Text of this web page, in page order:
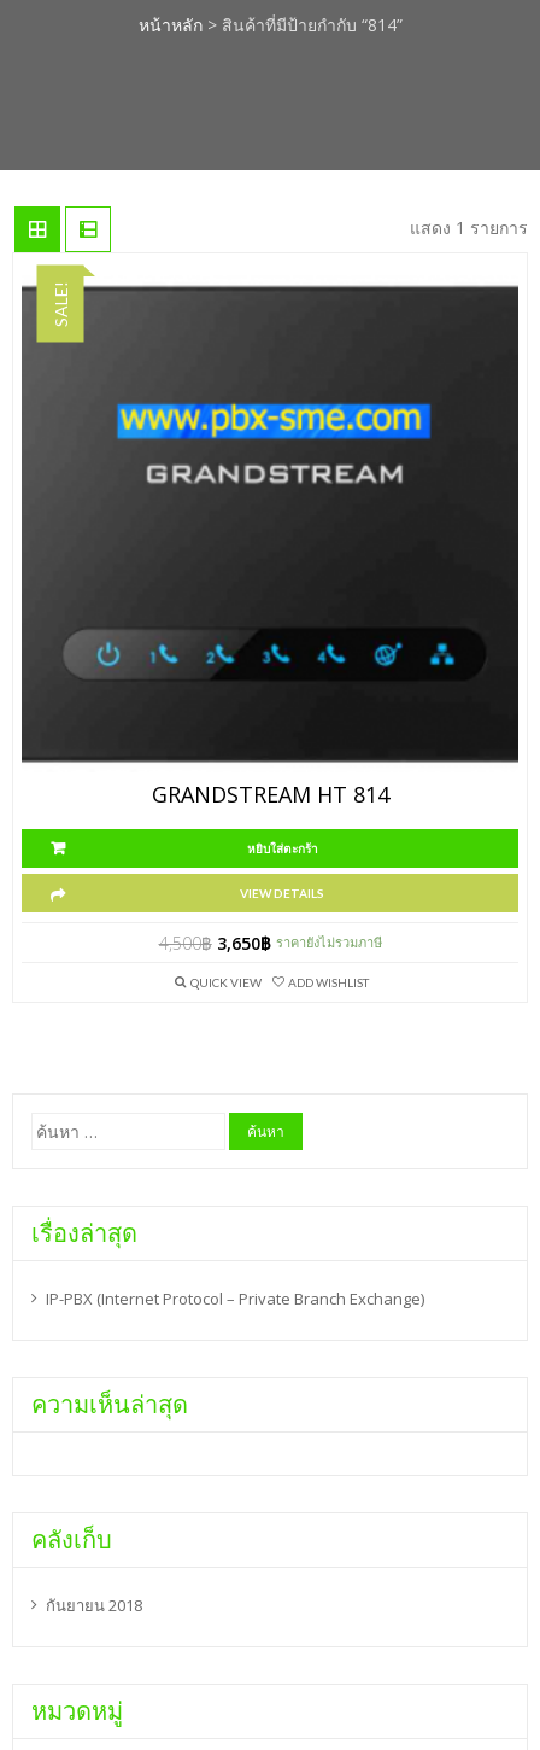
หน้าหลัก> สินค้าที่มีป้ายกำกับ “814”
แสดง 1 รายการ
SALE!
GRANDSTREAM HT 814
หยิบใส่ตะกร้า
VIEW DETAILS
4,500฿ 3,650฿ ราคายังไม่รวมภาษี
QUICK VIEW ADD WISHLIST
ค้นหา
สำหรับ:
เรื่องล่าสุด
IP-PBX (Internet Protocol – Private Branch Exchange)
ความเห็นล่าสุด
คลังเก็บ
กันยายน 2018
หมวดหมู่